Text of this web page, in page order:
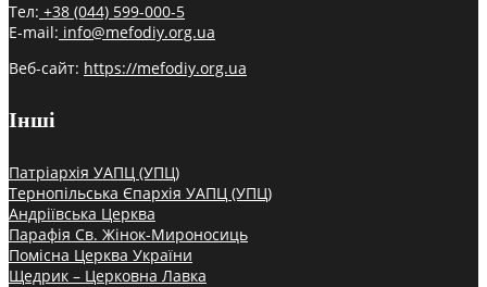
Тел: +38 (044) 599-000-5
E-mail: info@mefodiy.org.ua
Веб-сайт: https://mefodiy.org.ua
Інші
Патріархія УАПЦ (УПЦ)
Тернопільська Єпархія УАПЦ (УПЦ)
Андріївська Церква
Парафія Св. Жінок-Мироносиць
Помісна Церква України
Щедрик – Церковна Лавка